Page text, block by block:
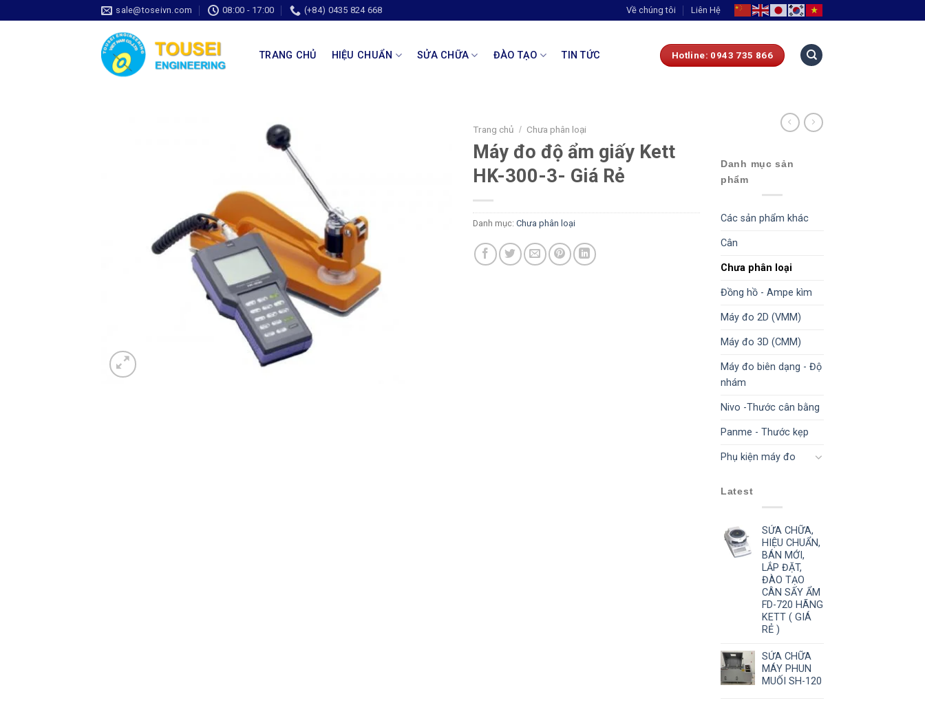
sale@toseivn.com 08:00 - 17:00 (+84) 0435 824 668 Về chúng tôi Liên Hệ
TRANG CHỦ HIỆU CHUẨN SỬA CHỮA ĐÀO TẠO TIN TỨC Hotline: 0943 735 866
Trang chủ / Chưa phân loại
Máy đo độ ẩm giấy Kett
HK-300-3- Giá Rẻ
Danh mục: Chưa phân loại
Danh mục sản
phẩm
Các sản phẩm khác
Cân
Chưa phân loại
Đồng hồ - Ampe kìm
Máy đo 2D (VMM)
Máy đo 3D (CMM)
Máy đo biên dạng - Độ
nhám
Nivo -Thước cân bằng
Panme - Thước kẹp
Phụ kiện máy đo
Latest
SỬA CHỮA,
HIỆU CHUẨN,
BÁN MỚI,
LẮP ĐẶT,
ĐÀO TẠO
CÂN SẤY ẨM
FD-720 HÃNG
KETT ( GIÁ
RẺ )
SỬA CHỮA
MÁY PHUN
MUỐI SH-120